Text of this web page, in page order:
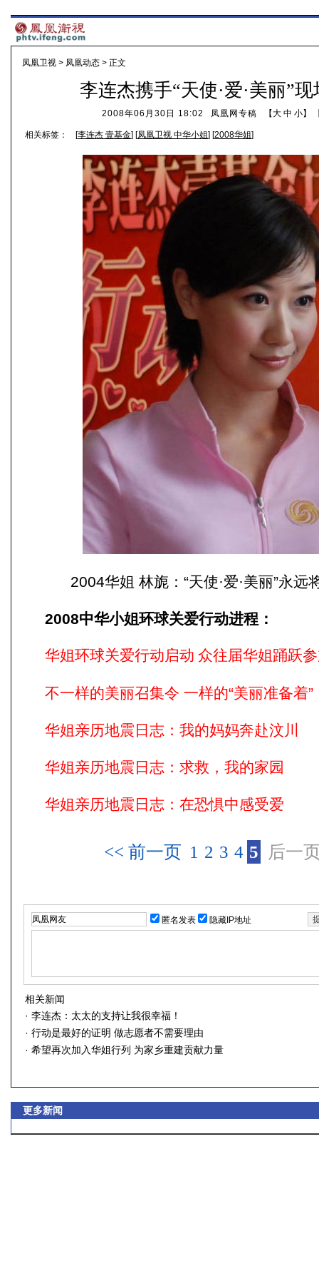
凤凰卫视 > 凤凰动态 > 正文
李连杰携手“天使·爱·美丽”
2008年06月30日 18:02 凤凰网专稿 【大 中 小】
相关标签： [李连杰 壹基金] [凤凰卫视 中华小姐] [2008华姐]
2004华姐 林旎：“天使·爱·美丽”永远
2008中华小姐环球关爱行动进程：
华姐环球关爱行动启动 众往届华姐踊跃
不一样的美丽召集令 一样的“美丽准备着”
华姐亲历地震日志：我的妈妈奔赴汶川
华姐亲历地震日志：求救，我的家园
华姐亲历地震日志：在恐惧中感受爱
<< 前一页 1 2 3 4 5 后一
匿名发表 隐藏IP地址
相关新闻
· 李连杰：太太的支持让我很幸福！
· 行动是最好的证明 做志愿者不需要理由
· 希望再次加入华姐行列 为家乡重建贡献力量
更多新闻